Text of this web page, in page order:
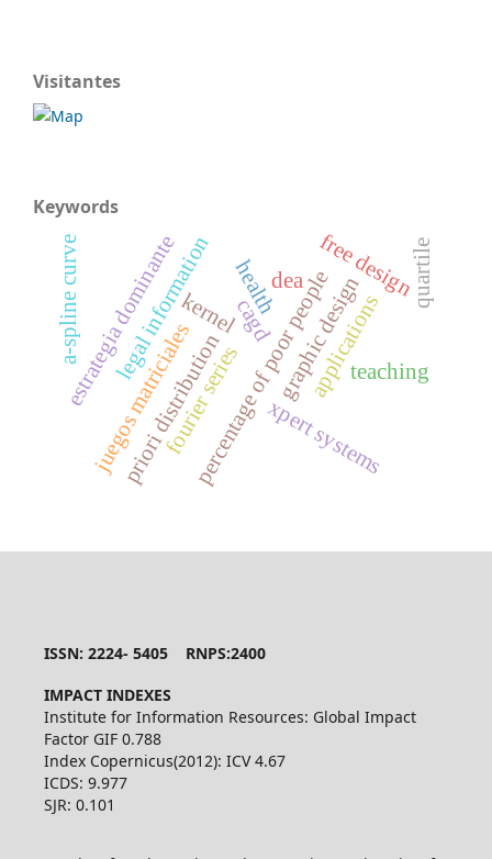
Visitantes
Keywords
fourier series
kernel
percentage of poor people
legal information
xpert systems
estrategia dominante
juegos matriciales
a-spline curve free design
graphic design
cagd
priori distribution applicationsteaching
health quartile
dea
ISSN: 2224- 5405 RNPS:2400
IMPACT INDEXES
Institute for Information Resources: Global Impact
Factor GIF 0.788
Index Copernicus(2012): ICV 4.67
ICDS: 9.977
SJR: 0.101